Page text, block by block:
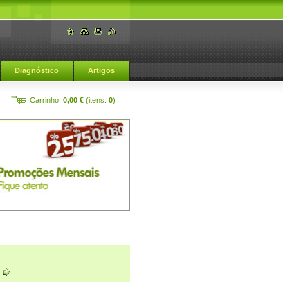
Diagnóstico Artigos
Carrinho: 0,00 €(itens: 0)